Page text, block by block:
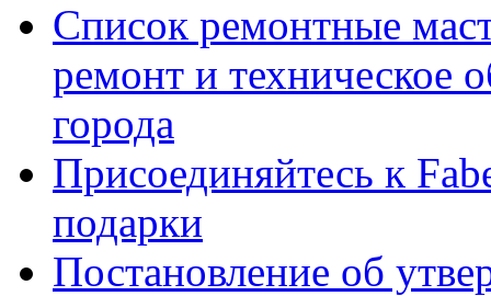
Список ремонтные
ремонт и техническое
города
Присоединяйтесь к
подарки
Постановление об